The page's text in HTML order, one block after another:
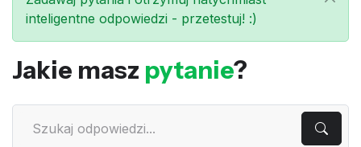
inteligentne odpowiedzi - przetestuj! :)
Jakie masz pytanie?